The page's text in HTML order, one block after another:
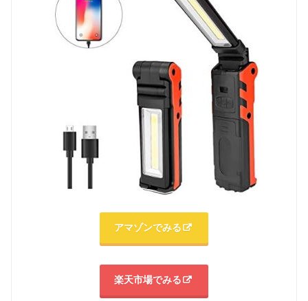
アマゾンでみる
楽天市場でみる